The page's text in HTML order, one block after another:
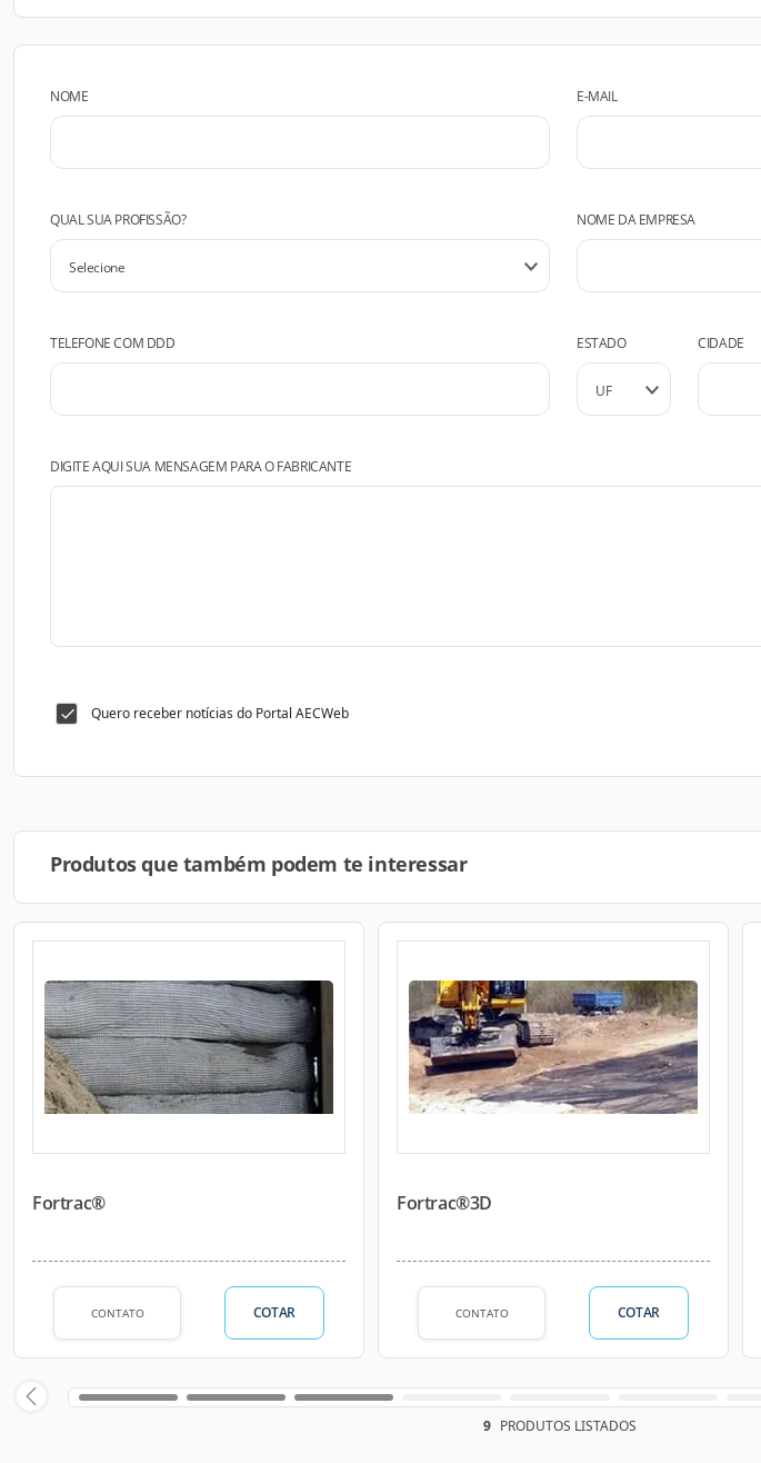
NOME E-MAIL
QUAL SUA PROFISSÃO? NOME DA EMPRESA
TELEFONE COM DDD ESTADO CIDADE
DIGITE AQUI SUA MENSAGEM PARA O FABRICANTE
Quero receber notícias do Portal AECWeb
Produtos que também podem te interessar
Fortrac®
CONTATO COTAR
Fortrac®3D
CONTATO COTAR
9 PRODUTOS LISTADOS